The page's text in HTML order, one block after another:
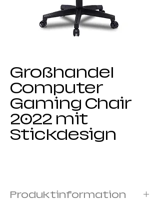
Großhandel
Computer
Gaming Chair
2022 mit
Stickdesign
Produktinformation